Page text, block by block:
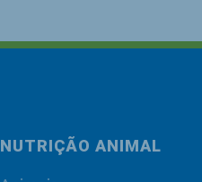
NUTRIÇÃO ANIMAL